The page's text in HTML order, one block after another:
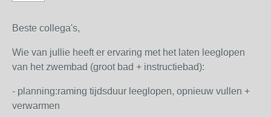
Beste collega's,
Wie van jullie heeft er ervaring met het laten leeglopen
van het zwembad (groot bad + instructiebad):
- planning:raming tijdsduur leeglopen, opnieuw vullen +
verwarmen